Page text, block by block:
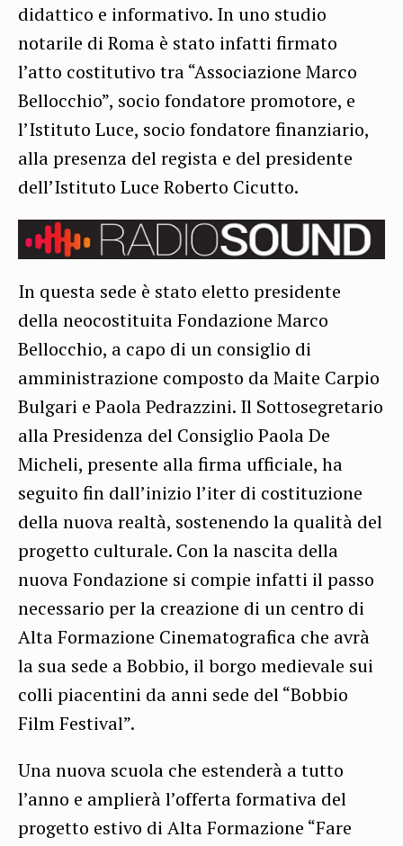
didattico e informativo. In uno studio
notarile di Roma è stato infatti firmato
l’atto costitutivo tra “Associazione Marco
Bellocchio”, socio fondatore promotore, e
l’Istituto Luce, socio fondatore finanziario,
alla presenza del regista e del presidente
dell’Istituto Luce Roberto Cicutto.
In questa sede è stato eletto presidente
della neocostituita Fondazione Marco
Bellocchio, a capo di un consiglio di
amministrazione composto da Maite Carpio
Bulgari e Paola Pedrazzini. Il Sottosegretario
alla Presidenza del Consiglio Paola De
Micheli, presente alla firma ufficiale, ha
seguito fin dall’inizio l’iter di costituzione
della nuova realtà, sostenendo la qualità del
progetto culturale. Con la nascita della
nuova Fondazione si compie infatti il passo
necessario per la creazione di un centro di
Alta Formazione Cinematografica che avrà
la sua sede a Bobbio, il borgo medievale sui
colli piacentini da anni sede del “Bobbio
Film Festival”.
Una nuova scuola che estenderà a tutto
l’anno e amplierà l’offerta formativa del
progetto estivo di Alta Formazione “Fare